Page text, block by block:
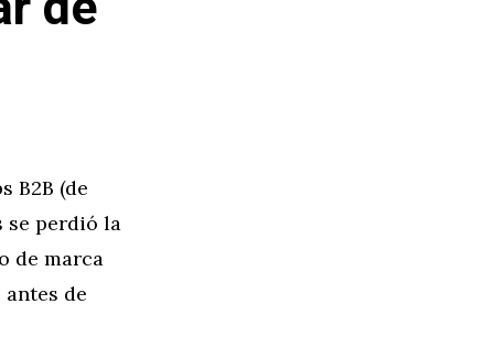
B2B (de
se perdió la
de marca
de